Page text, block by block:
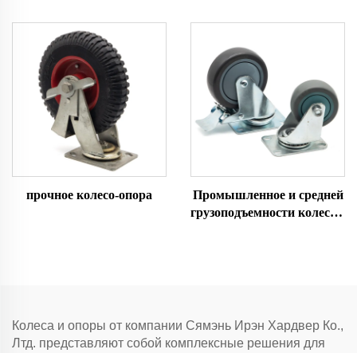
сплава
прочное колесо-опора
Промышленное и средней
грузоподъемности колесо с
Колеса и опоры от компании Сямэнь Ирэн Хардвер Ко.,
Лтд. представляют собой комплексные решения для